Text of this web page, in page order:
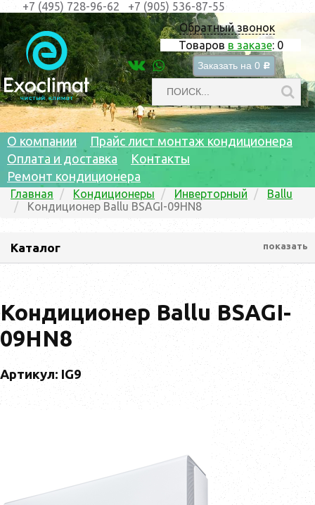
Обратный звонок
Товаров в заказе: 0
Заказать на 0 c
+7 (495) 728-96-62 +7 (905) 536-87-55
О компании
Прайс лист монтаж кондиционера
Оплата и доставка
Контакты
Ремонт кондиционера
Главная Кондиционеры Инверторный
Ballu
Кондиционер Ballu BSAGI-09HN8
Каталог показать
Кондиционер Ballu BSAGI-
09HN8
Артикул: IG9